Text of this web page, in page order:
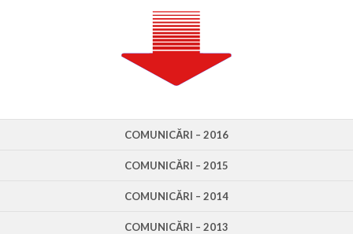
COMUNICĂRI – 2016
COMUNICĂRI – 2015
COMUNICĂRI – 2014
COMUNICĂRI – 2013